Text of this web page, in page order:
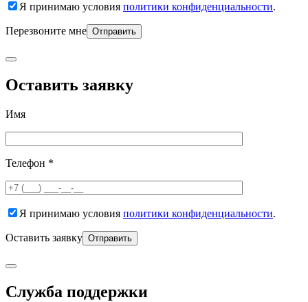
Я принимаю условия политики конфиденциальности.
Перезвоните мне
Оставить заявку
Имя
Телефон *
Я принимаю условия политики конфиденциальности.
Оставить заявку
Служба поддержки